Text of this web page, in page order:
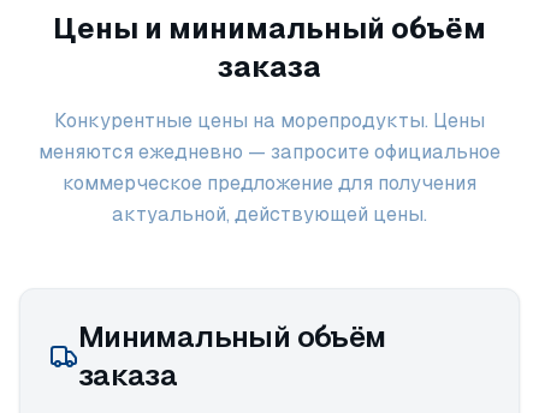
Цены и минимальный объём
заказа
Конкурентные цены на морепродукты. Цены
меняются ежедневно — запросите официальное
коммерческое предложение для получения
актуальной, действующей цены.
Минимальный объём
заказа